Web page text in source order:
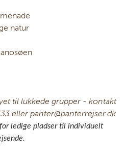
natur
til lukkede grupper - kontakt
eller panter@panterrejser.dk
for ledige pladser til individuelt